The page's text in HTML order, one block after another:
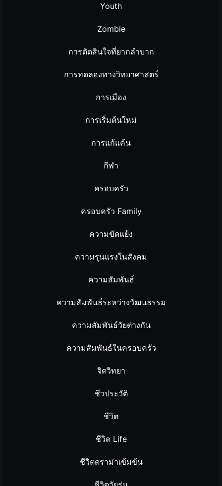
Youth
Zombie
การตัดสินใจที่ยากลำบาก
การทดลองทางวิทยาศาสตร์
การเมือง
การเริ่มต้นใหม่
การแก้แค้น
กีฬา
ครอบครัว
ครอบครัว Family
ความขัดแย้ง
ความรุนแรงในสังคม
ความสัมพันธ์
ความสัมพันธ์ระหว่างวัฒนธรรม
ความสัมพันธ์วัยต่างกัน
ความสัมพันธ์ในครอบครัว
จิตวิทยา
ชีวประวัติ
ชีวิต
ชีวิต Life
ชีวิตดราม่าเข้มข้น